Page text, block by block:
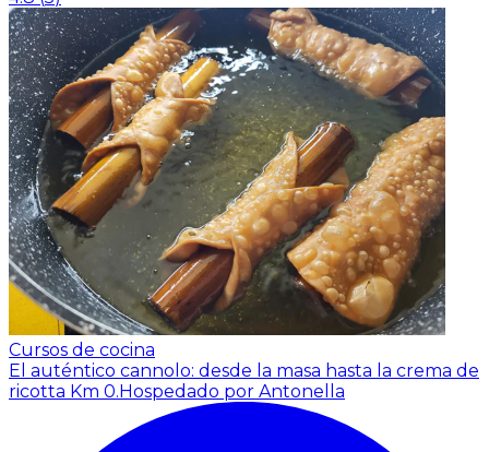
Cursos de cocina
El auténtico cannolo: desde la masa hasta la crema de
ricotta Km 0.Hospedado por Antonella